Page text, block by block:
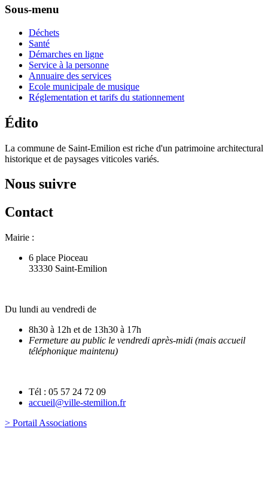
Sous-menu
Déchets
Santé
Démarches en ligne
Service à la personne
Annuaire des services
Ecole municipale de musique
Réglementation et tarifs du stationnement
Édito
La commune de Saint-Emilion est riche d'un patrimoine architectural
historique et de paysages viticoles variés.
Nous suivre
Contact
Mairie :
6 place Pioceau
33330 Saint-Emilion
Du lundi au vendredi de
8h30 à 12h et de 13h30 à 17h
Fermeture au public le vendredi après-midi (mais accueil
téléphonique maintenu)
Tél : 05 57 24 72 09
accueil@ville-stemilion.fr
> Portail Associations